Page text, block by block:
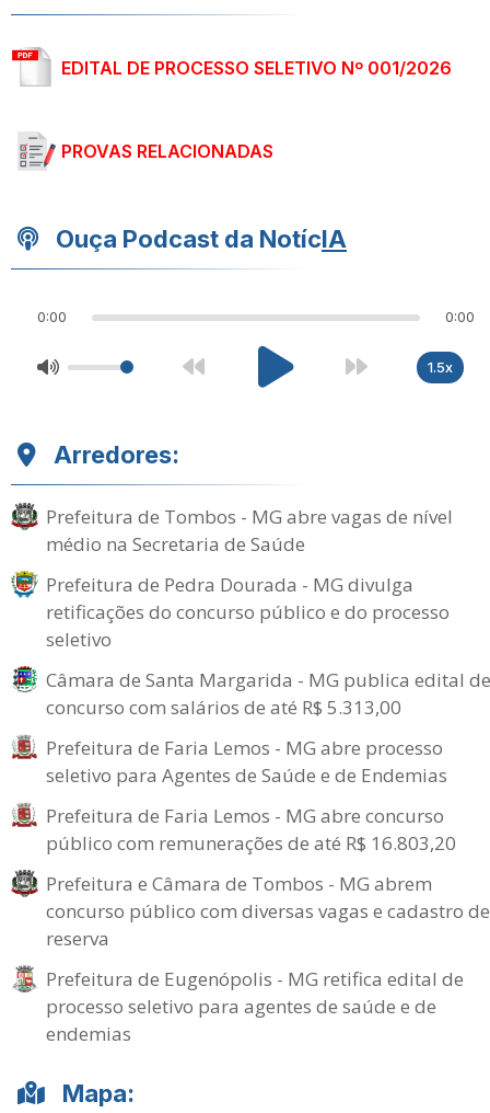
EDITAL DE PROCESSO SELETIVO Nº 001/2026
PROVAS RELACIONADAS
Ouça Podcast da NotícIA
0:00 0:00
1.5x
Arredores:
Prefeitura de Tombos - MG abre vagas de nível
médio na Secretaria de Saúde
Prefeitura de Pedra Dourada - MG divulga
retificações do concurso público e do processo
seletivo
Câmara de Santa Margarida - MG publica edital de
concurso com salários de até R$ 5.313,00
Prefeitura de Faria Lemos - MG abre processo
seletivo para Agentes de Saúde e de Endemias
Prefeitura de Faria Lemos - MG abre concurso
público com remunerações de até R$ 16.803,20
Prefeitura e Câmara de Tombos - MG abrem
concurso público com diversas vagas e cadastro de
reserva
Prefeitura de Eugenópolis - MG retifica edital de
processo seletivo para agentes de saúde e de
endemias
Mapa: